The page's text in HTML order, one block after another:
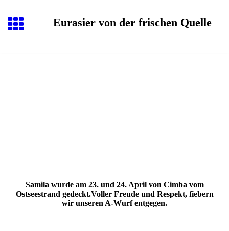
Eurasier von der frischen Quelle
Samila wurde am 23. und 24. April von Cimba vom
Ostseestrand gedeckt.Voller Freude und Respekt, fiebern
wir unseren A-Wurf entgegen.